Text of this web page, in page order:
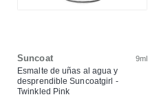
Suncoat 9ml
Esmalte de uñas al agua y
desprendible Suncoatgirl -
Twinkled Pink